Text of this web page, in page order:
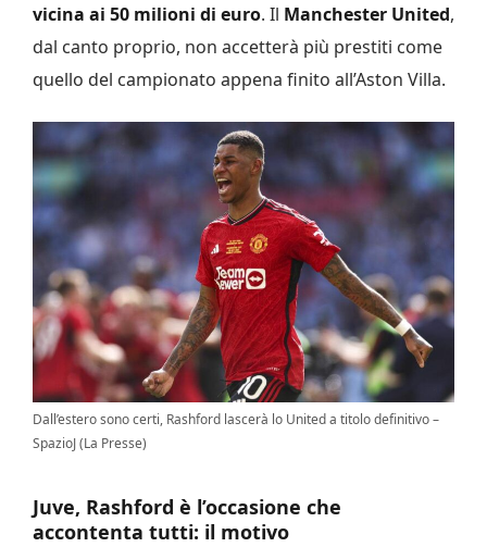
vicina ai 50 milioni di euro. Il Manchester United,
dal canto proprio, non accetterà più prestiti come
quello del campionato appena finito all’Aston Villa.
Dall’estero sono certi, Rashford lascerà lo United a titolo definitivo –
SpazioJ (La Presse)
Juve, Rashford è l’occasione che
accontenta tutti: il motivo